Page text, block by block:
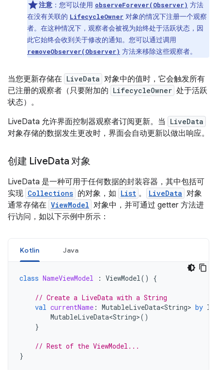
注意 ：您可以使用 observeForever(Observer) 方法
在没有关联的 LifecycleOwner 对象的情况下注册一个观察
者。在这种情况下，观察者会被视为始终处于活跃状态，因
此它始终会收到关于修改的通知。您可以通过调用
removeObserver(Observer) 方法来移除这些观察者。
当您更新存储在 LiveData 对象中的值时，它会触发所有
已注册的观察者（只要附加的 LifecycleOwner 处于活跃
状态）。
LiveData 允许界面控制器观察者订阅更新。当
LiveData
对象存储的数据发生更改时，界面会自动更新以做出响应。
创建 LiveData 对象
LiveData 是一种可用于任何数据的封装容器，其中包括可
实现 Collections 的对象，如 List 。 LiveData 对象
通常存储在 ViewModel 对象中，并可通过 getter 方法进
行访问，如以下示例中所示：
Kotlin Java
class NameViewModel : ViewModel() {
// Create a LiveData with a String
val currentName : MutableLiveData<String> by
MutableLiveData<String>()
}
// Rest of the ViewModel...
}